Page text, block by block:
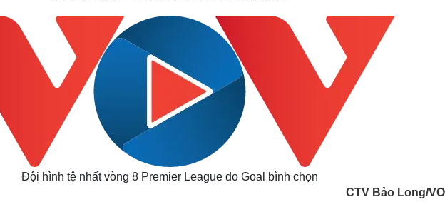
Đội hình tệ nhất vòng 8 Premier League do Goal bình chọn
CTV Bảo Long/